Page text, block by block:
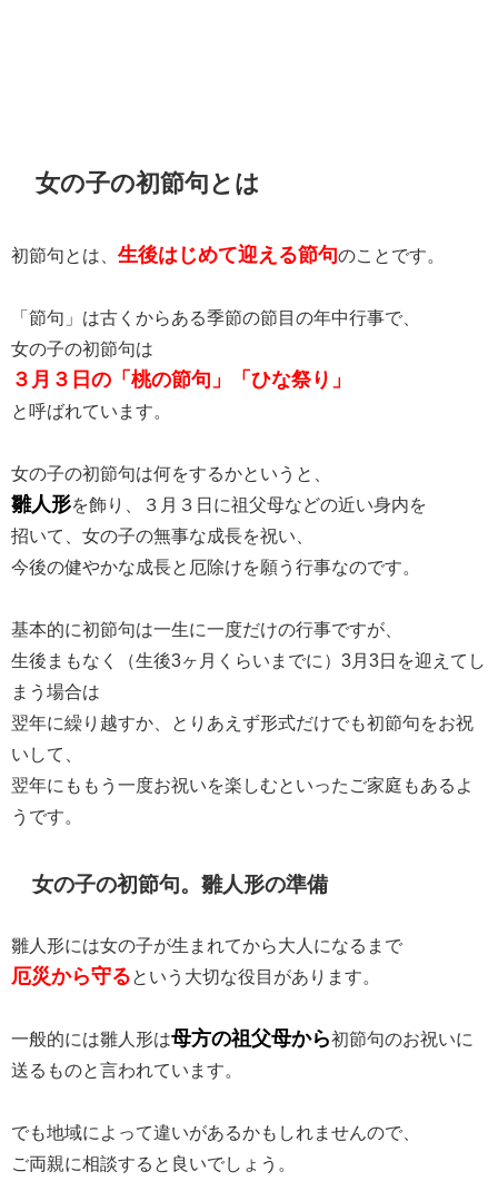
女の子の初節句とは
初節句とは、 生後はじめて迎える節句のことです。
「節句」は古くからある季節の節目の年中行事で、
女の子の初節句は
３月３日の「桃の節句」「ひな祭り」
と呼ばれています。
女の子の初節句は何をするかというと、
雛人形を飾り、３月３日に祖父母などの近い身内を
招いて、女の子の無事な成長を祝い、
今後の健やかな成長と厄除けを願う行事なのです。
基本的に初節句は一生に一度だけの行事ですが、
生後まもなく（生後3ヶ月くらいまでに）3月3日を迎えてし
まう場合は
翌年に繰り越すか、とりあえず形式だけでも初節句をお祝
いして、
翌年にももう一度お祝いを楽しむといったご家庭もあるよ
うです。
女の子の初節句。雛人形の準備
雛人形には女の子が生まれてから大人になるまで
厄災から守る という大切な役目があります。
一般的には雛人形は母方の祖父母から初節句のお祝いに
送るものと言われています。
でも地域によって違いがあるかもしれませんので、
ご両親に相談すると良いでしょう。